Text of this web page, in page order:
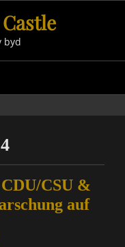
byd
CSU &
auf